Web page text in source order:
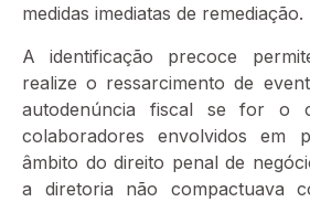
medidas imediatas de remediação.
A identificação precoce
realize o ressarcimento de
autodenúncia fiscal se for o
colaboradores envolvidos em
âmbito do direito penal de
a diretoria não compactuava